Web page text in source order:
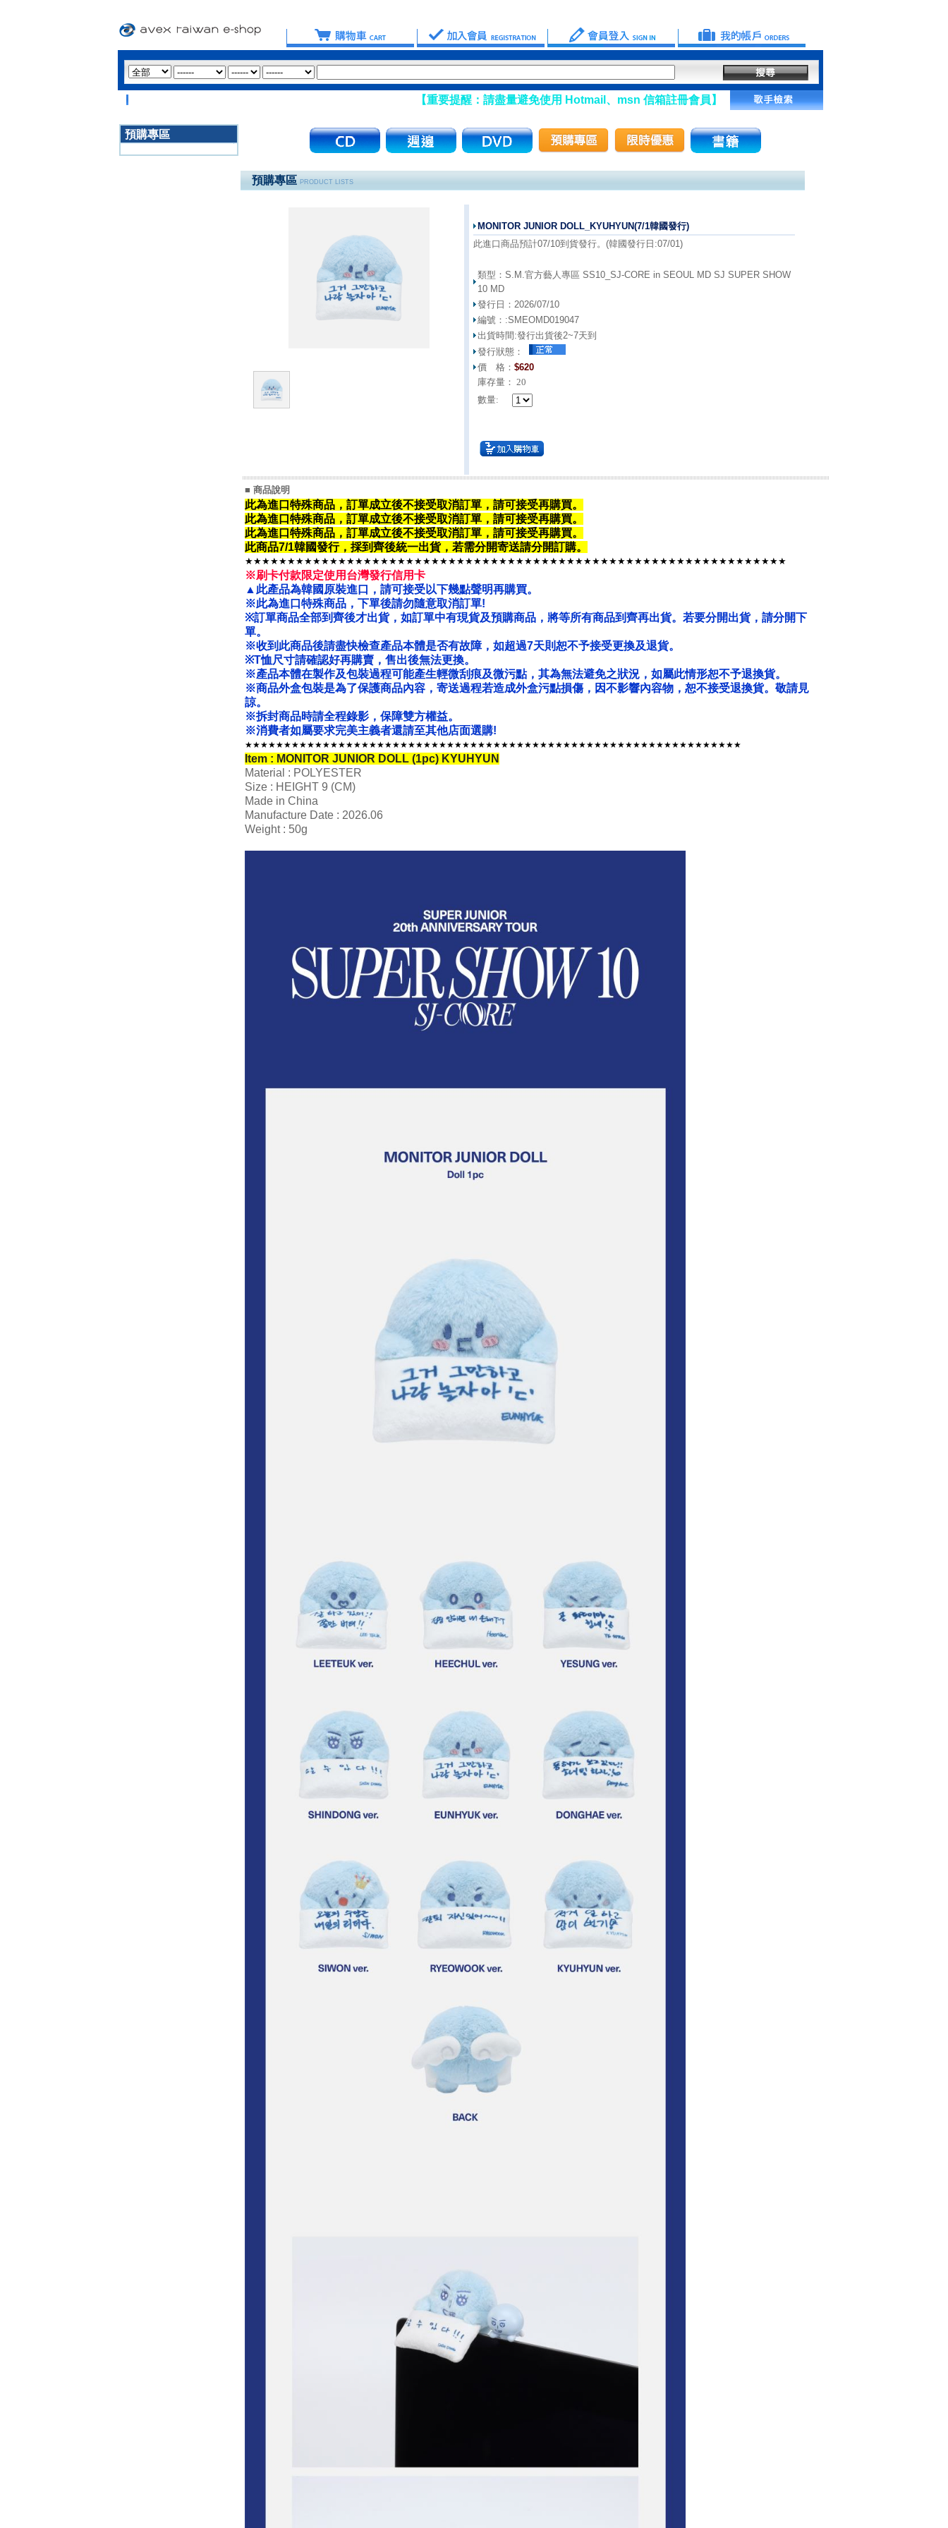
【重要提醒：請盡量避免使用 Hotmail、msn 信箱註冊會員】
預購專區
預購專區 PRODUCT LISTS
MONITOR JUNIOR DOLL_KYUHYUN(7/1韓國發行)
此進口商品預計07/10到貨發行。(韓國發行日:07/01)
類型： S.M.官方藝人專區 SS10_SJ-CORE in SEOUL MD SJ SUPER SHOW
10 MD
發行日： 2026/07/10
編號：:SMEOMD019047
出貨時間:發行出貨後2~7天到
發行狀態：
價 格： $620
庫存量： 20
數量:
■ 商品說明
此為進口特殊商品，訂單成立後不接受取消訂單，請可接受再購買。
此為進口特殊商品， 訂單成立後不接受取消訂單，請可接受再購買。
此為進口特殊商品， 訂單成立後不接受取消訂單，請可接受再購買。
此商品7/1韓國發行，採到齊後統一出貨，若需分開寄送請分開訂購。
★★★★★★★★★★★★★★★★★★★★★★★★★★★★★★★★★★★★★★★★★★★★★★★★★★★★★★★★★★★★★★★★
※刷卡付款限定使用台灣發行信用卡
▲此產品為韓國原裝進口，請可接受以下幾點聲明再購買。
※此為進口特殊商品，下單後請勿隨意取消訂單!
※訂單商品全部到齊後才出貨，如訂單中有現貨及預購商品，將等所有商品到齊再出貨。若要分開出貨，請分開下
單。
※收到此商品後請盡快檢查產品本體是否有故障，如超過7天則恕不予接受更換及退貨。
※T恤尺寸請確認好再購賣，售出後無法更換。
※產品本體在製作及包裝過程可能產生輕微刮痕及微污點，其為無法避免之狀況，如屬此情形恕不予退換貨。
※商品外盒包裝是為了保護商品內容，寄送過程若造成外盒污點損傷，因不影響內容物，恕不接受退換貨。敬請見
諒。
※拆封商品時請全程錄影，保障雙方權益。
※消費者如屬要求完美主義者還請至其他店面選購!
★★★★★★★★★★★★★★★★★★★★★★★★★★★★★★★★★★★★★★★★★★★★★★★★★★★★★★★★★★★★★★★★
Item : MONITOR JUNIOR DOLL (1pc) KYUHYUN
Material : POLYESTER
Size : HEIGHT 9 (CM)
Made in China
Manufacture Date : 2026.06
Weight : 50g